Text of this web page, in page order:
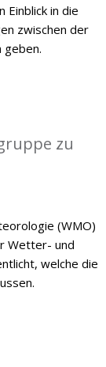
Einblick in die
zwischen der
geben.
zu
(WMO)
Wetter- und
welche die